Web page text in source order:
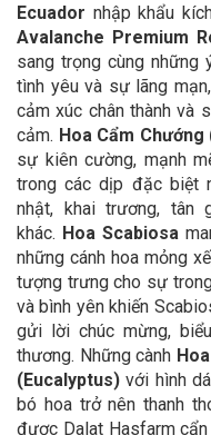
Ecuador nhập khẩu
Avalanche Premium
sang trọng cùng những
tình yêu và sự lãng
cảm xúc chân thành và
cảm. Hoa Cẩm
sự kiên cường, mạnh
trong các dịp đặc biệt
nhật, khai trương, tân
khác. Hoa Scabiosa
những cánh hoa mỏng
tượng trưng cho sự
và bình yên khiến
gửi lời chúc mừng,
thương. Những cành
(Eucalyptus) với hình
bó hoa trở nên thanh
được Dalat Hasfarm